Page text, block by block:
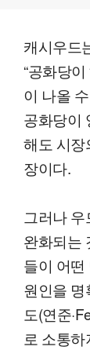
캐시우드
“공화당
이 나올
공화당이
해도 시장
장이다.
그러나
완화되는
들이 어떤
원인을
도(연준
로 소통